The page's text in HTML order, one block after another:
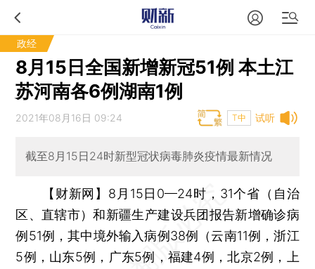
政经
8月15日全国新增新冠51例 本土江
苏河南各6例湖南1例
试听
2021年08月16日 09:24 T中
截至8月15日24时新型冠状病毒肺炎疫情最新情况
【财新网】 8月15日0—24时，31个省（自治
区、直辖市）和新疆生产建设兵团报告新增确诊病
例51例，其中境外输入病例38例（云南11例，浙江
5例，山东5例，广东5例，福建4例，北京2例，上